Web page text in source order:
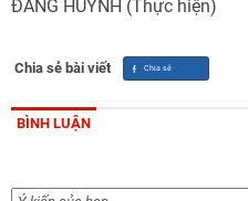
ĐĂNG HUỲNH (Thực hiện)
Chia sẻ bài viết
BÌNH LUẬN